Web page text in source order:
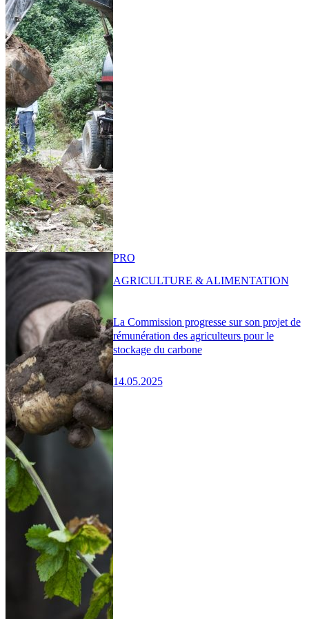
La Commission progresse sur son projet de
rémunération des agriculteurs pour le
stockage du carbone
14.05.2025
PRO
AGRICULTURE & ALIMENTATION